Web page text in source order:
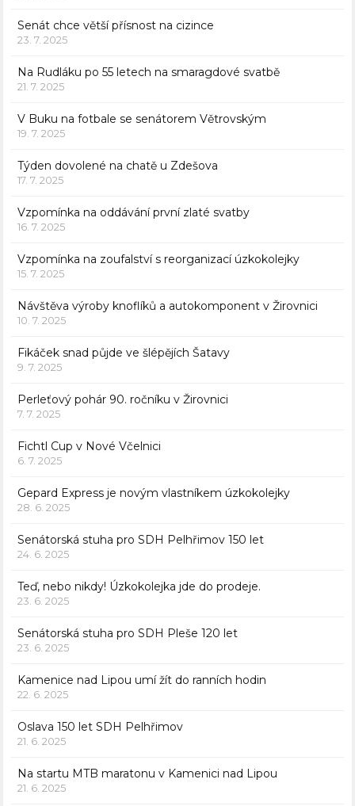
Senát chce větší přísnost na cizince
23. 7. 2025
Na Rudláku po 55 letech na smaragdové svatbě
21. 7. 2025
V Buku na fotbale se senátorem Větrovským
19. 7. 2025
Týden dovolené na chatě u Zdešova
17. 7. 2025
Vzpomínka na oddávání první zlaté svatby
16. 7. 2025
Vzpomínka na zoufalství s reorganizací úzkokolejky
15. 7. 2025
Návštěva výroby knoflíků a autokomponent v Žirovnici
10. 7. 2025
Fikáček snad půjde ve šlépějích Šatavy
9. 7. 2025
Perleťový pohár 90. ročníku v Žirovnici
7. 7. 2025
Fichtl Cup v Nové Včelnici
6. 7. 2025
Gepard Express je novým vlastníkem úzkokolejky
28. 6. 2025
Senátorská stuha pro SDH Pelhřimov 150 let
24. 6. 2025
Teď, nebo nikdy! Úzkokolejka jde do prodeje.
23. 6. 2025
Senátorská stuha pro SDH Pleše 120 let
23. 6. 2025
Kamenice nad Lipou umí žít do ranních hodin
22. 6. 2025
Oslava 150 let SDH Pelhřimov
21. 6. 2025
Na startu MTB maratonu v Kamenici nad Lipou
21. 6. 2025